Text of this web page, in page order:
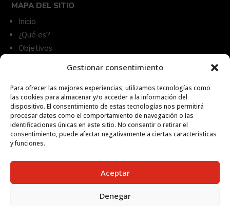
Gestionar consentimiento
Para ofrecer las mejores experiencias, utilizamos tecnologías como
las cookies para almacenar y/o acceder a la información del
dispositivo. El consentimiento de estas tecnologías nos permitirá
procesar datos como el comportamiento de navegación o las
identificaciones únicas en este sitio. No consentir o retirar el
consentimiento, puede afectar negativamente a ciertas características
y funciones.
Aceptar
Denegar
MAPA DEL SITIO
Inicio
¿Qué es?
Objetivos
Recetas
Contacto
 GMR Canarias
928 715 801 / 928 710 780